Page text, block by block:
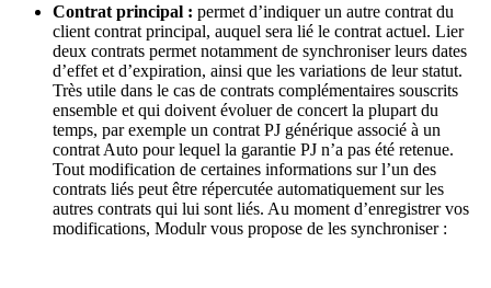
Contrat principal : permet d’indiquer un autre contrat du
client contrat principal, auquel sera lié le contrat actuel. Lier
deux contrats permet notamment de synchroniser leurs dates
d’effet et d’expiration, ainsi que les variations de leur statut.
Très utile dans le cas de contrats complémentaires souscrits
ensemble et qui doivent évoluer de concert la plupart du
temps, par exemple un contrat PJ générique associé à un
contrat Auto pour lequel la garantie PJ n’a pas été retenue.
Tout modification de certaines informations sur l’un des
contrats liés peut être répercutée automatiquement sur les
autres contrats qui lui sont liés. Au moment d’enregistrer vos
modifications, Modulr vous propose de les synchroniser :